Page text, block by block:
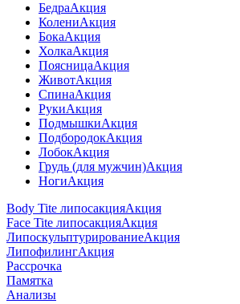
БедраАкция
КолениАкция
БокаАкция
ХолкаАкция
ПоясницаАкция
ЖивотАкция
СпинаАкция
РукиАкция
ПодмышкиАкция
ПодбородокАкция
ЛобокАкция
Грудь (для мужчин)Акция
НогиАкция
Body Tite липосакцияАкция
Face Tite липосакцияАкция
ЛипоскульптурированиеАкция
ЛипофилингАкция
Рассрочка
Памятка
Анализы